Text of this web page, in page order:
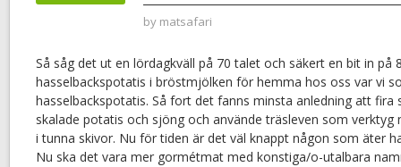
by matsafari
Så såg det ut en lördagkväll på 70 talet och säkert en bit in på
hasselbackspotatis i bröstmjölken för hemma hos oss var vi
hasselbackspotatis. Så fort det fanns minsta anledning att fira
skalade potatis och sjöng och använde träsleven som verktyg
i tunna skivor. Nu för tiden är det väl knappt någon som äter
Nu ska det vara mer gormétmat med konstiga/o-utalbara